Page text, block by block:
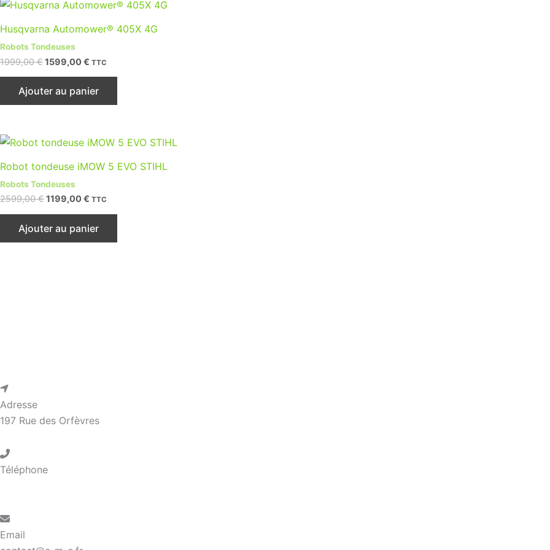
Husqvarna Automower® 405X 4G
Robots Tondeuses
1999,00€
prix
initial
était :
1999,00 €.
1599,00 €
prix
actuel
est :
TTC
Ajouter au panier
Robot tondeuse iMOW 5 EVO STIHL
Robots Tondeuses
2599,00€
Le
prix
initial
était :
2599,00 €.
1199,00 €
Le
actuel
est :
TTC
Ajouter au panier
Adresse
197 Rue des Orfèvres
Téléphone
Email